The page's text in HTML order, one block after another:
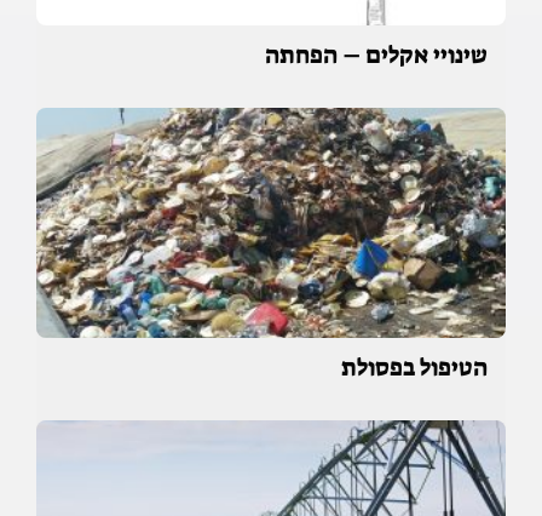
שינויי אקלים – הפחתה
הטיפול בפסולת